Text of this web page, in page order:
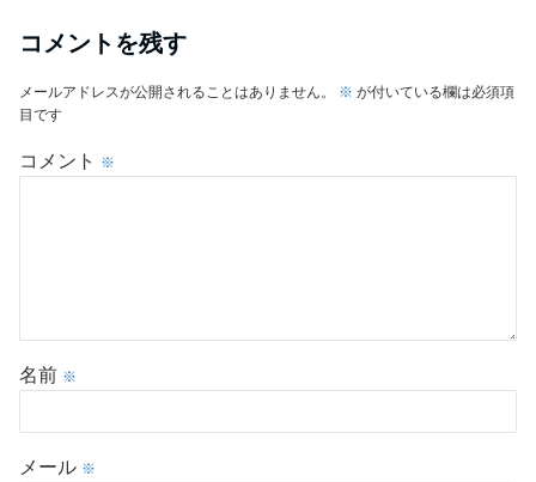
コメントを残す
メールアドレスが公開されることはありません。 ※ が付いている欄は必須項
目です
コメント ※
名前 ※
メール ※